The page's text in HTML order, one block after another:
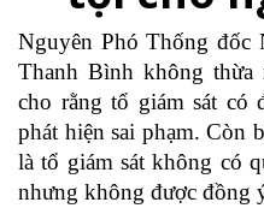
Nguyên Phó Thống đốc
Thanh Bình không
cho rằng tổ giám sát
phát hiện sai phạm. Còn
là tổ giám sát không có
nhưng không được đồng